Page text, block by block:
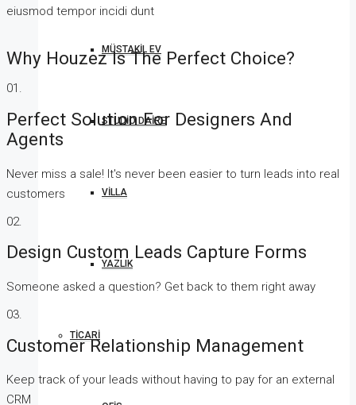
MÜSTAKIL EV
STUDIO DAIRE
VILLA
YAZLIK
TICARI
eiusmod tempor incidi dunt
Why Houzez Is The Perfect Choice?
01.
Perfect Solution For Designers And
Agents
Never miss a sale! It's never been easier to turn leads into real
customers
02.
Design Custom Leads Capture Forms
Someone asked a question? Get back to them right away
03.
Customer Relationship Management
Keep track of your leads without having to pay for an external
CRM